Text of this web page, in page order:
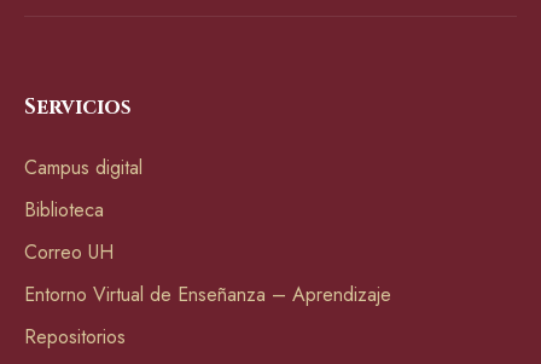
Servicios
Campus digital
Biblioteca
Correo UH
Entorno Virtual de Enseñanza – Aprendizaje
Repositorios